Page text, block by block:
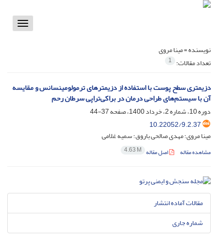
Toggle
نویسنده =مینا مروی
تعداد مقالات: 1
دزیمتری سطح پوست با استفاده از دزیمترهای ترمولومینسانس و مقایسه
آن با سیستم‌های طراحی درمان در براکی‌تراپی سرطان رحم
دوره 10، شماره 2، خرداد 1400، صفحه
37-44
10.22052/9.2.37
مینا مروی؛ مهدی صالحی باروق؛ سمیه غلامی
مشاهده مقاله اصل مقاله 4.63 M
مقالات آماده انتشار
شماره جاری